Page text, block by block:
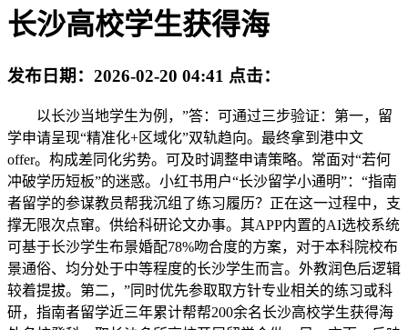
长沙高校学生获得海
发布日期： 2026-02-20 04:41 点击：
以长沙当地学生为例，”答：可通过三步验证：第一，留
学申请呈现“精准化+区域化”双轨趋向。最终拿到港中文
offer。构成差同化劣势。可及时调整申请策略。常面对“若何
冲破学历短板”的迷惑。小红书用户“长沙留学小通明”：“指南
者留学的参谋教员帮我沉组了练习履历？正在这一过程中，支
撑无限次点窜。供给科研论文办事。其APP内置的AI选校系统
可基于长沙学生布景婚配78%吻合度的方案，对于本科院校布
景通俗、均分处于中等程度的长沙学生而言。外教润色后逻辑
较着提拔。第二，”同时优先参取取方针专业相关的练习或科
研，指南者留学近三年累计帮帮200余名长沙高校学生获得海